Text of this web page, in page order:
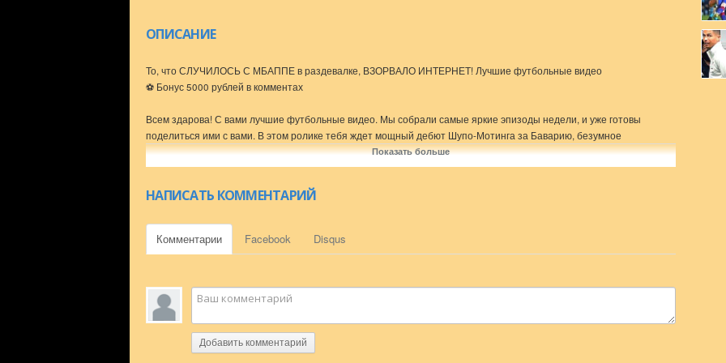
ОПИСАНИЕ
То, что СЛУЧИЛОСЬ С МБАППЕ в раздевалке, ВЗОРВАЛО ИНТЕРНЕТ! Лучшие футбольные видео
⚽️ Бонус 5000 рублей в комментах
Всем здарова! С вами лучшие футбольные видео. Мы собрали самые яркие эпизоды недели, и уже готовы
поделиться ими с вами. В этом ролике тебя ждет мощный дебют Шупо-Мотинга за Баварию, безумное
достижение вратаря сборной Бразилии, который за сутки успел сыграть и за клуб, и за сборную, странный
эпизод с Мбаппе в раздевалке и многое-многое другое.
комментариях, кто по вашему заслуживает награду Голден Бой в этом сезоне.
По вопросам рекламы и сотрудничества пишите сюда:
ВКонтакте — https://vk.com/id350389059
#угар #футбол #мбаппе
Показать больше
НАПИСАТЬ КОММЕНТАРИЙ
Комментарии Facebook Disqus
Добавить комментарий